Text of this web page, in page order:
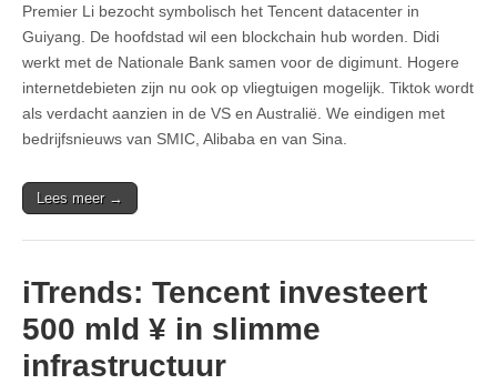
Premier Li bezocht symbolisch het Tencent datacenter in
Guiyang. De hoofdstad wil een blockchain hub worden. Didi
werkt met de Nationale Bank samen voor de digimunt. Hogere
internetdebieten zijn nu ook op vliegtuigen mogelijk. Tiktok wordt
als verdacht aanzien in de VS en Australië. We eindigen met
bedrijfsnieuws van SMIC, Alibaba en van Sina.
Lees meer →
iTrends: Tencent investeert
500 mld ¥ in slimme
infrastructuur